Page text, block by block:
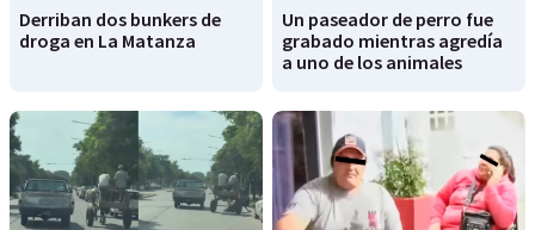
Derriban dos bunkers de
droga en La Matanza
Un paseador de perro fue
grabado mientras agredía
a uno de los animales